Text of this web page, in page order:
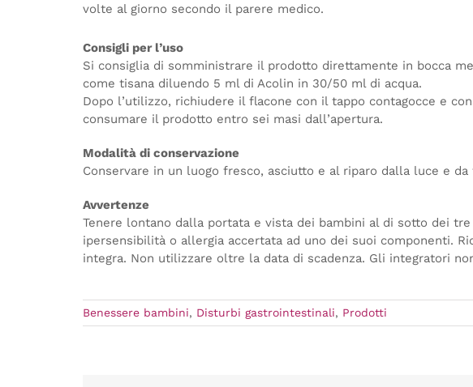
volte al giorno secondo il parere medico.
Consigli per l’uso
Si consiglia di somministrare il prodotto direttamente in bocca
come tisana diluendo 5 ml di Acolin in 30/50 ml di acqua.
Dopo l’utilizzo, richiudere il flacone con il tappo contagocce e
consumare il prodotto entro sei masi dall’apertura.
Modalità di conservazione
Conservare in un luogo fresco, asciutto e al riparo dalla luce e
Avvertenze
Tenere lontano dalla portata e vista dei bambini al di sotto dei
ipersensibilità o allergia accertata ad uno dei suoi componenti.
integra. Non utilizzare oltre la data di scadenza. Gli integratori
Benessere bambini, Disturbi gastrointestinali, Prodotti